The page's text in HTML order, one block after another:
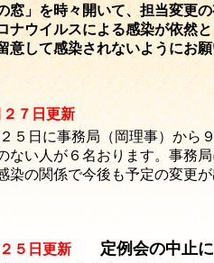
て、担当変更の有無の
る感染が依然として拡
れないようにお願い
２７日更新
２５日に事務局（岡理事）から
おります。事務局に返
も予定の変更が出てき
５日更新 定例会の中止